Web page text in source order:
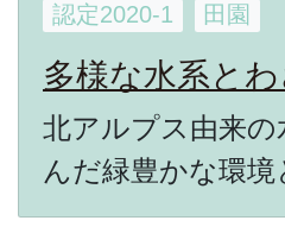
認定2020-1 田園
多様な水系と
北アルプス由来
んだ緑豊かな環